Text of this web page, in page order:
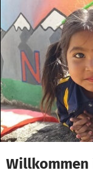
Zum Hauptinhalt
Erklärung zur